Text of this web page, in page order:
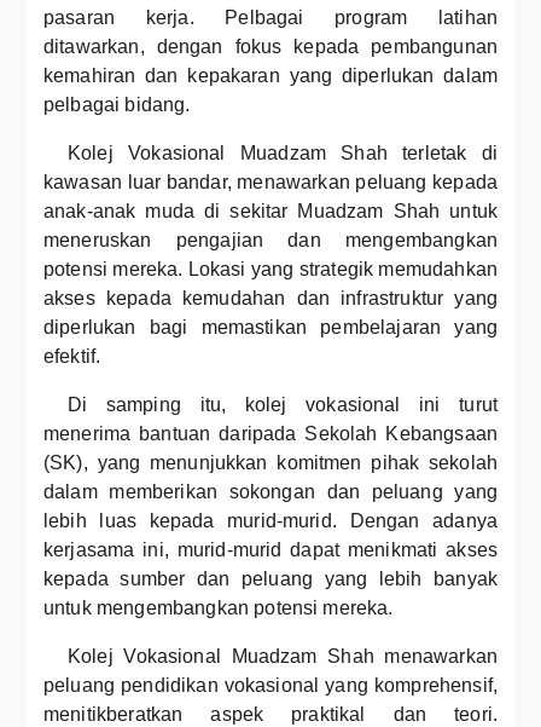
pasaran kerja. Pelbagai program latihan
ditawarkan, dengan fokus kepada pembangunan
kemahiran dan kepakaran yang diperlukan dalam
pelbagai bidang.
Kolej Vokasional Muadzam Shah terletak di
kawasan luar bandar, menawarkan peluang kepada
anak-anak muda di sekitar Muadzam Shah untuk
meneruskan pengajian dan mengembangkan
potensi mereka. Lokasi yang strategik memudahkan
akses kepada kemudahan dan infrastruktur yang
diperlukan bagi memastikan pembelajaran yang
efektif.
Di samping itu, kolej vokasional ini turut
menerima bantuan daripada Sekolah Kebangsaan
(SK), yang menunjukkan komitmen pihak sekolah
dalam memberikan sokongan dan peluang yang
lebih luas kepada murid-murid. Dengan adanya
kerjasama ini, murid-murid dapat menikmati akses
kepada sumber dan peluang yang lebih banyak
untuk mengembangkan potensi mereka.
Kolej Vokasional Muadzam Shah menawarkan
peluang pendidikan vokasional yang komprehensif,
menitikberatkan aspek praktikal dan teori.